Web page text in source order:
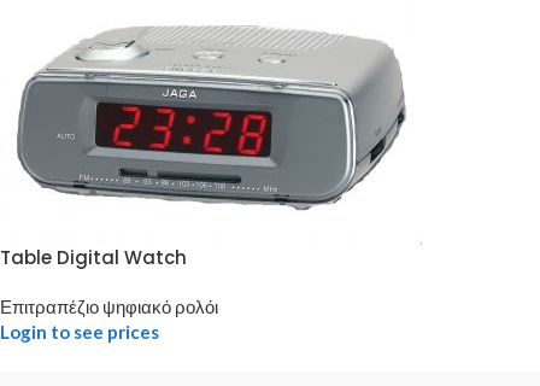
Table Digital Watch
Επιτραπέζιο ψηφιακό ρολόι
Login to see prices